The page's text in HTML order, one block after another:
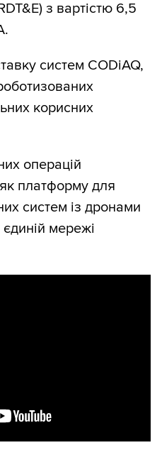
з вартістю 6,5
систем CODiAQ,
корисних
операцій
платформу для
систем із дронами
мережі